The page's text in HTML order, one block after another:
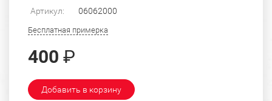
Артикул: 06062000
Бесплатная примерка
400 ₽
Добавить в корзину